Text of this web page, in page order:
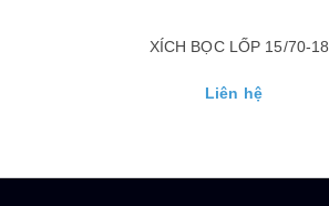
XÍCH BỌC LỐP CÁC LOẠI
Liên hệ